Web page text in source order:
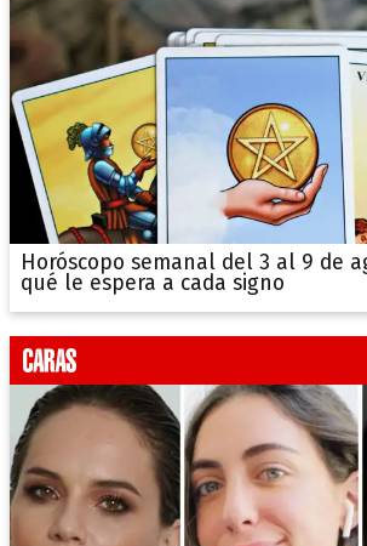
Horóscopo semanal del 3 al 9 de
qué le espera a cada signo